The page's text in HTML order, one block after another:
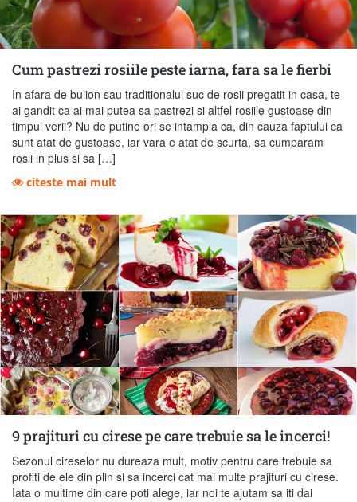
Cum pastrezi rosiile peste iarna, fara sa le fierbi
In afara de bulion sau traditionalul suc de rosii pregatit in casa, te-
ai gandit ca ai mai putea sa pastrezi si altfel rosiile gustoase din
timpul verii? Nu de putine ori se intampla ca, din cauza faptului ca
sunt atat de gustoase, iar vara e atat de scurta, sa cumparam
rosii in plus si sa […]
citeste mai mult
9 prajituri cu cirese pe care trebuie sa le incerci!
Sezonul cireselor nu dureaza mult, motiv pentru care trebuie sa
profiti de ele din plin si sa incerci cat mai multe prajituri cu cirese.
Iata o multime din care poti alege, iar noi te ajutam sa iti dai